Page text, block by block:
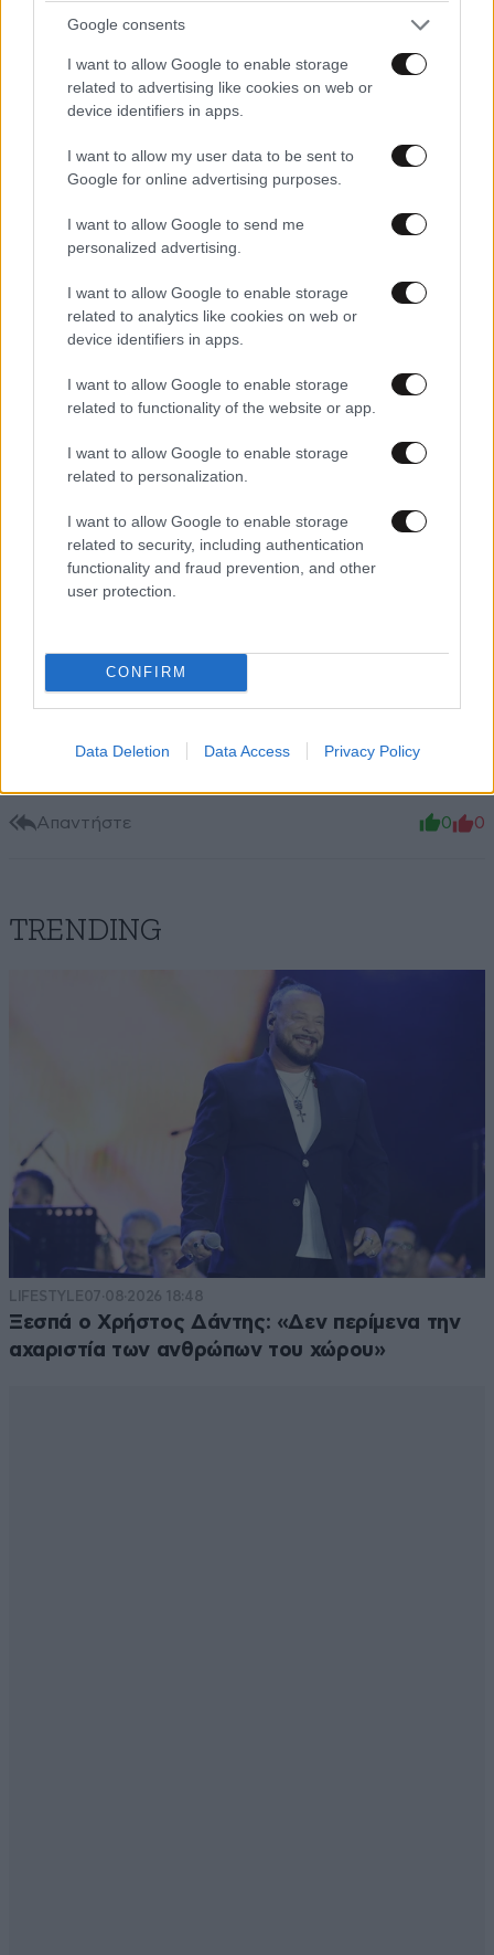
Google consents
I want to allow Google to enable storage
related to advertising like cookies on web or
device identifiers in apps.
I want to allow my user data to be sent to
Google for online advertising purposes.
I want to allow Google to send me
personalized advertising.
I want to allow Google to enable storage
related to analytics like cookies on web or
device identifiers in apps.
I want to allow Google to enable storage
related to functionality of the website or app.
I want to allow Google to enable storage
related to personalization.
I want to allow Google to enable storage
related to security, including authentication
functionality and fraud prevention, and other
user protection.
CONFIRM
Data Deletion Data Access Privacy Policy
ΠΡΟΣΘΗΚΗ
πια προστασια? 12·05·2026 12:23
εδω τους μαζευει το Λιμενικο καθε μερα κατω στην
Κρητη!!
Απαντήστε
Να το δούμε 12·05·2026 10:19
των Αλβανών, των Πακιστανών, των Αφγανών και των
Απαντήστε 0 0
TRENDING
LIFESTYLE07·08·2026 18:48
Ξεσπά ο Χρήστος Δάντης: «Δεν περίμενα την
αχαριστία των ανθρώπων του χώρου»